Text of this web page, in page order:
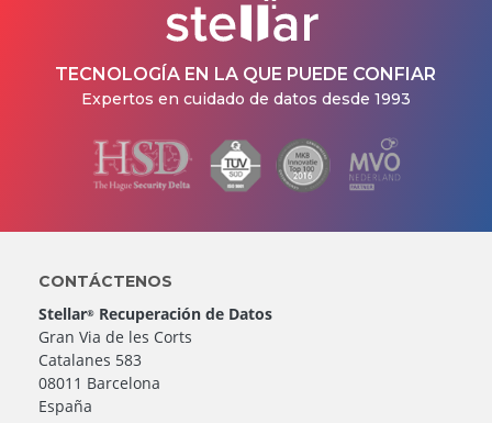
TECNOLOGÍA EN LA QUE PUEDE CONFIAR
Expertos en cuidado de datos desde 1993
CONTÁCTENOS
Stellar® Recuperación de Datos
Gran Via de les Corts
Catalanes 583
08011 Barcelona
España